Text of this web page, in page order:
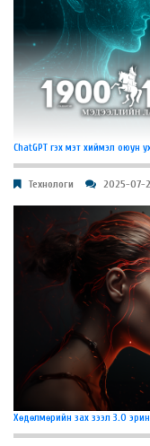
ChatGPT гэх мэт хиймэл оюун
Технологи 2025-07-
Хөдөлмөрийн зах зээл 3.0